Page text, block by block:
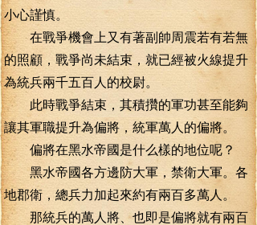
小心謹慎。
在戰爭機會上又有著副帥周震若有若無
的照顧，戰爭尚未結束，就已經被火線提升
為統兵兩千五百人的校尉。
此時戰爭結束，其積攢的軍功甚至能夠
讓其軍職提升為偏將，統軍萬人的偏將。
偏將在黑水帝國是什么樣的地位呢？
黑水帝國各方邊防大軍，禁衛大軍。各
地郡衛，總兵力加起來約有兩百多萬人。
那統兵的萬人將、也即是偏將就有兩百